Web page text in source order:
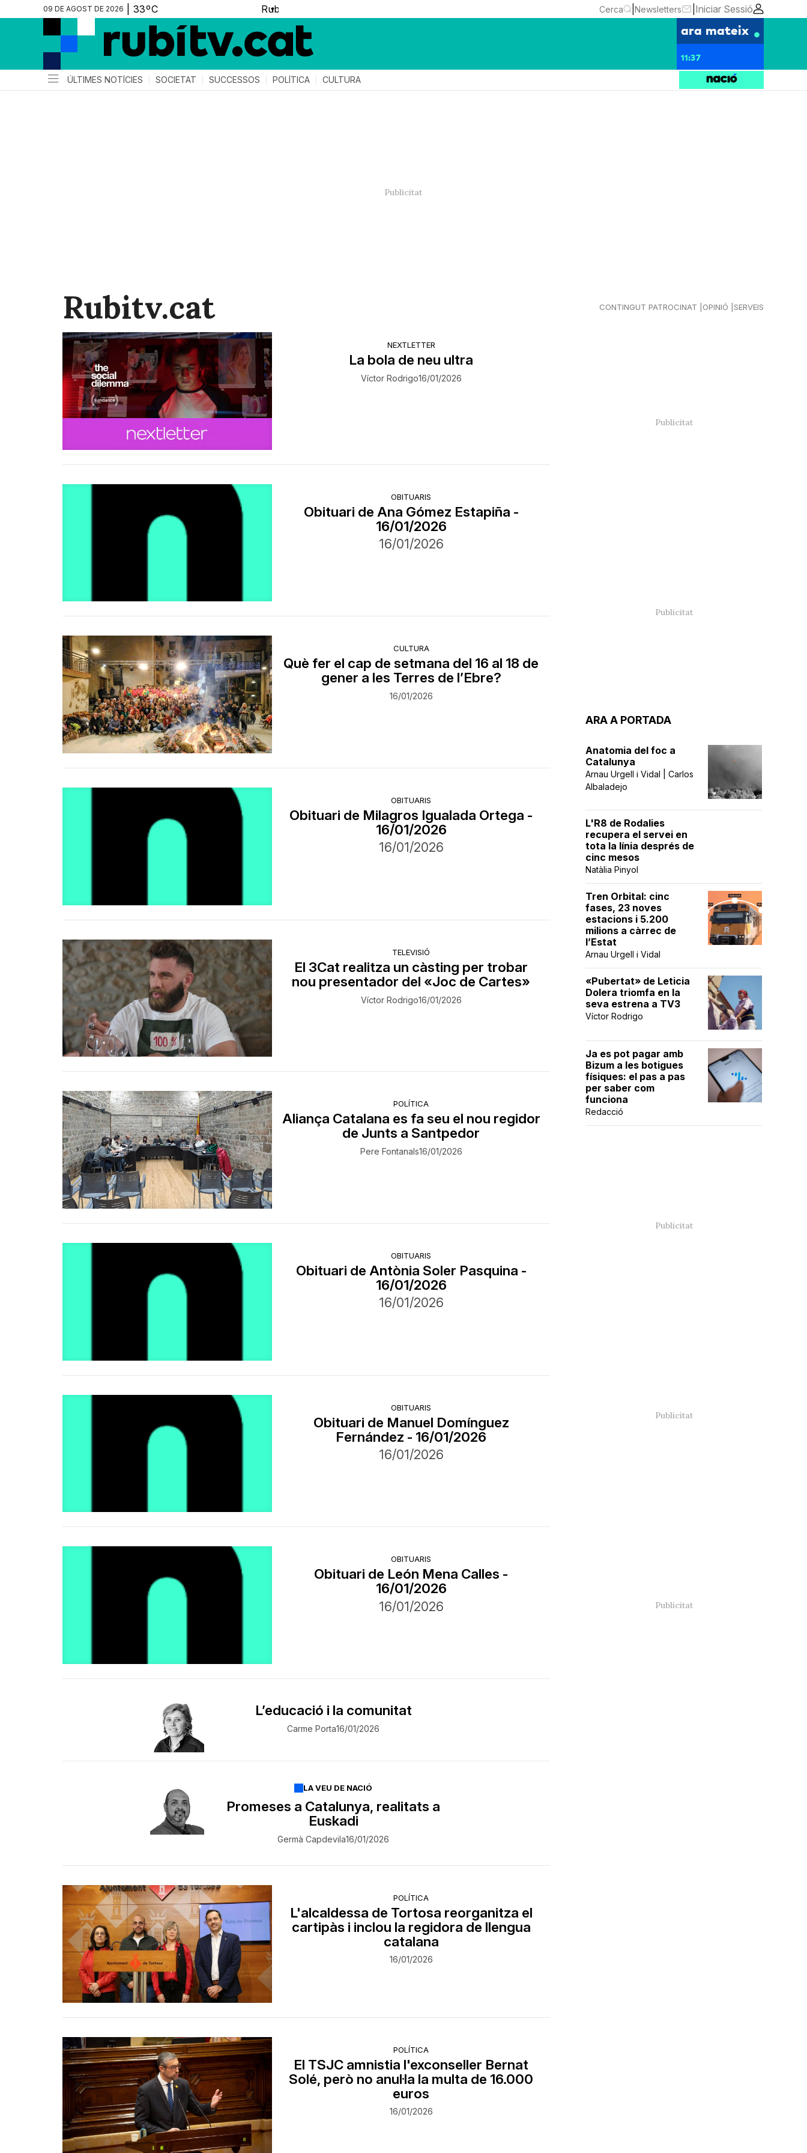
09 DE AGOST DE 2026 ▼ Cerca Newsletters Iniciar Sessió
ara mateix
11:37
ÚLTIMES NOTÍCIES SOCIETAT SUCCESSOS POLÍTICA CULTURA
Rubitv.cat CONTINGUT PATROCINAT OPINIÓ SERVEIS
NEXTLETTER
La bola de neu ultra
Víctor Rodrigo16/01/2026
OBITUARIS
Obituari de Ana Gómez Estapiña -
16/01/2026
16/01/2026
CULTURA
Què fer el cap de setmana del 16 al 18 de
gener a les Terres de l’Ebre?
16/01/2026
OBITUARIS
Obituari de Milagros Igualada Ortega -
16/01/2026
16/01/2026
TELEVISIÓ
El 3Cat realitza un càsting per trobar
nou presentador del «Joc de Cartes»
Víctor Rodrigo16/01/2026
POLÍTICA
Aliança Catalana es fa seu el nou regidor
de Junts a Santpedor
Pere Fontanals16/01/2026
OBITUARIS
Obituari de Antònia Soler Pasquina -
16/01/2026
16/01/2026
OBITUARIS
Obituari de Manuel Domínguez
Fernández - 16/01/2026
16/01/2026
OBITUARIS
Obituari de León Mena Calles -
16/01/2026
16/01/2026
L’educació i la comunitat
Carme Porta16/01/2026
LA VEU DE NACIÓ
Promeses a Catalunya, realitats a
Euskadi
Germà Capdevila16/01/2026
POLÍTICA
L'alcaldessa de Tortosa reorganitza el
cartipàs i inclou la regidora de llengua
catalana
16/01/2026
POLÍTICA
El TSJC amnistia l'exconseller Bernat
Solé, però no anul·la la multa de 16.000
euros
16/01/2026
ARA A PORTADA
Anatomia del foc a
Catalunya
Arnau Urgell i Vidal | Carlos
Albaladejo
L'R8 de Rodalies
recupera el servei en
tota la línia després de
cinc mesos
Natàlia Pinyol
Tren Orbital: cinc
fases, 23 noves
estacions i 5.200
milions a càrrec de
l’Estat
Arnau Urgell i Vidal
«Pubertat» de Leticia
Dolera triomfa en la
seva estrena a TV3
Víctor Rodrigo
Ja es pot pagar amb
Bizum a les botigues
físiques: el pas a pas
per saber com
funciona
Redacció